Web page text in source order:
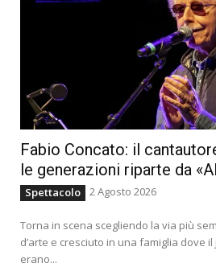
Fabio Concato: il
le generazioni riparte da
Spettacolo 2 Agosto 2026
Torna in scena scegliendo la via più
d’arte e cresciuto in una famiglia dove
erano...